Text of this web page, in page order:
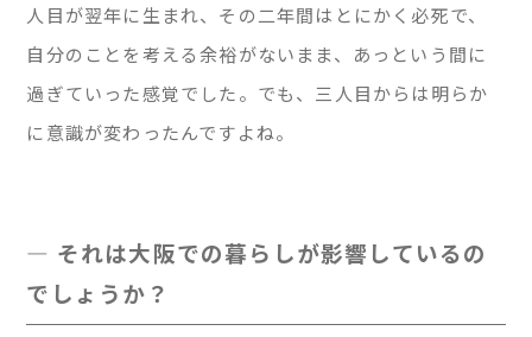
人目が翌年に生まれ、その二年間はとにかく必死で、
自分のことを考える余裕がないまま、あっという間に
過ぎていった感覚でした。でも、三人目からは明らか
に意識が変わったんですよね。
— それは大阪での暮らしが影響しているの
でしょうか？